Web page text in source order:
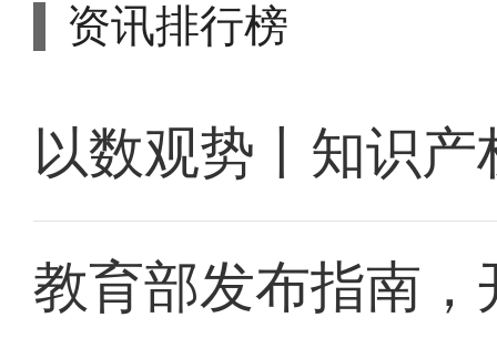
资讯排行榜
以数观势丨知识
教育部发布指南